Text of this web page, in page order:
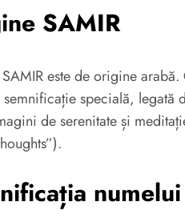
SAMIR
este de origine arabă.
specială, legată
de serenitate și